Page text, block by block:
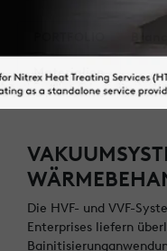
Materialien
Die HVF- und VVF-
Enterprises liefern